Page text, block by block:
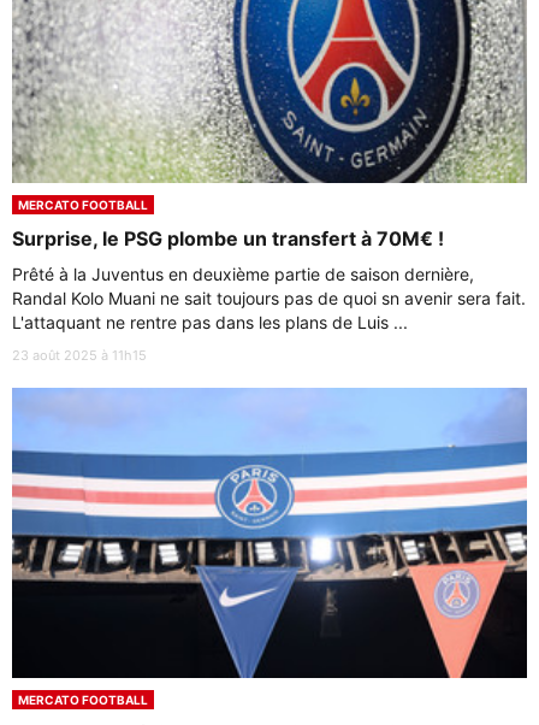
MERCATO FOOTBALL
Surprise, le PSG plombe un transfert à 70M€ !
Prêté à la Juventus en deuxième partie de saison dernière,
Randal Kolo Muani ne sait toujours pas de quoi sn avenir sera fait.
L'attaquant ne rentre pas dans les plans de Luis ...
23 août 2025 à 11h15
MERCATO FOOTBALL